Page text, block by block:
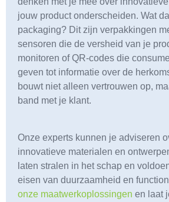
jouw product onderscheiden. Wat
packaging? Dit zijn verpakkingen
sensoren die de versheid van je
monitoren of QR-codes die
geven tot informatie over de
bouwt niet alleen vertrouwen op,
band met je klant.
Onze experts kunnen je adviseren
innovatieve materialen en
laten stralen in het schap en
eisen van duurzaamheid en
onze maatwerkoplossingen en laat